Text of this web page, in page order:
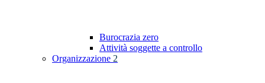
Burocrazia zero
Attività soggette a controllo
Organizzazione 2